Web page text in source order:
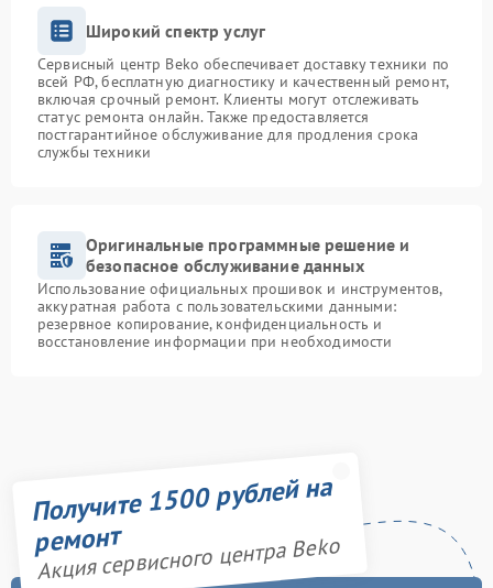
Широкий спектр услуг
Сервисный центр Beko обеспечивает доставку техники по
всей РФ, бесплатную диагностику и качественный ремонт,
включая срочный ремонт. Клиенты могут отслеживать
статус ремонта онлайн. Также предоставляется
постгарантийное обслуживание для продления срока
службы техники
Оригинальные программные решение и
безопасное обслуживание данных
Использование официальных прошивок и инструментов,
аккуратная работа с пользовательскими данными:
резервное копирование, конфиденциальность и
восстановление информации при необходимости
Получите 1500 рублей на
ремонт
Акция сервисного центра Beko